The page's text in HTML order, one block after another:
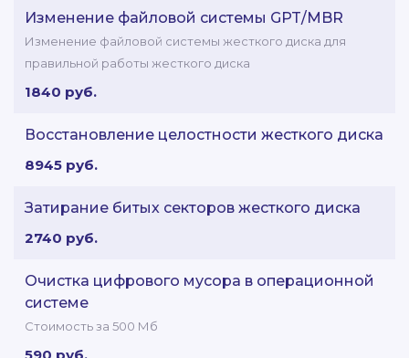
Изменение файловой системы GPT/MBR
Изменение файловой системы жесткого диска для
правильной работы жесткого диска
1840 руб.
Восстановление целостности жесткого диска
8945 руб.
Затирание битых секторов жесткого диска
2740 руб.
Очистка цифрового мусора в операционной
системе
Стоимость за 500 Мб